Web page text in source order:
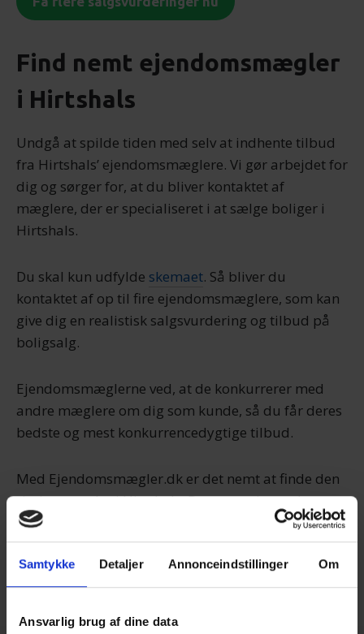
Samtykke Detaljer Annonceindstillinger Om
Ansvarlig brug af dine data
Find nemt ejendomsmægler
i Hirtshals
Undgå at spilde tiden med selv at indhente tilbud
fra Hirtshals’ ejendomsmæglere. Vi gør arbejdet for
dig og sørger for, at du bliver kontaktet af
mæglere, der er specialiseret i at sælge boliger i
Hirtshals.
Du skal kun udfylde skemaet. Så bliver du
kontaktet af op til fire ejendomsmæglere, som kan
give dig en realistisk salgsvurdering og tilbud på
boligsalg.
Ejendomsmæglerne ved, at de konkurrerer med
andre mæglere om dig som kunde, så du får deres
bedste og mest konkurrencedygtige tilbud.
Med Ejendomsmægler.dk er det nemt at finde den
rigtige mægler i Hirtshals. Det er gratis, og du
binder dig ikke til noget. Du bestemmer helt selv,
om du takker ja til et tilbud eller ej.